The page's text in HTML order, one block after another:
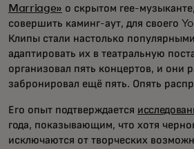
Marriage» о скрытом гее-
совершить каминг-аут, для своего
Клипы стали настолько
адаптировать их в театральную
организовал пять концертов, и они
забронировал ещё пять. Опять
Его опыт подтверждается
года, показывающим, что хотя
исключаются от творческих